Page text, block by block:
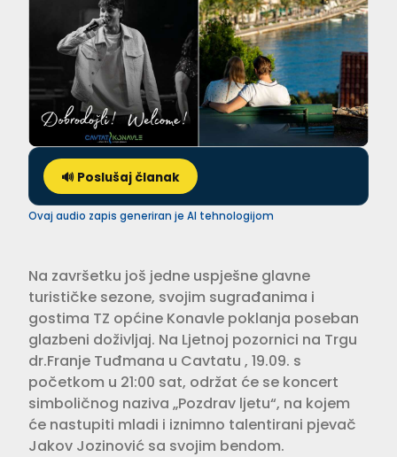
🔊 Poslušaj članak
Ovaj audio zapis generiran je AI tehnologijom
Na završetku još jedne uspješne glavne
turističke sezone, svojim sugrađanima i
gostima TZ općine Konavle poklanja poseban
glazbeni doživljaj. Na Ljetnoj pozornici na Trgu
dr.Franje Tuđmana u Cavtatu , 19.09. s
početkom u 21:00 sat, održat će se koncert
simboličnog naziva „Pozdrav ljetu“, na kojem
će nastupiti mladi i iznimno talentirani pjevač
Jakov Jozinović sa svojim bendom.